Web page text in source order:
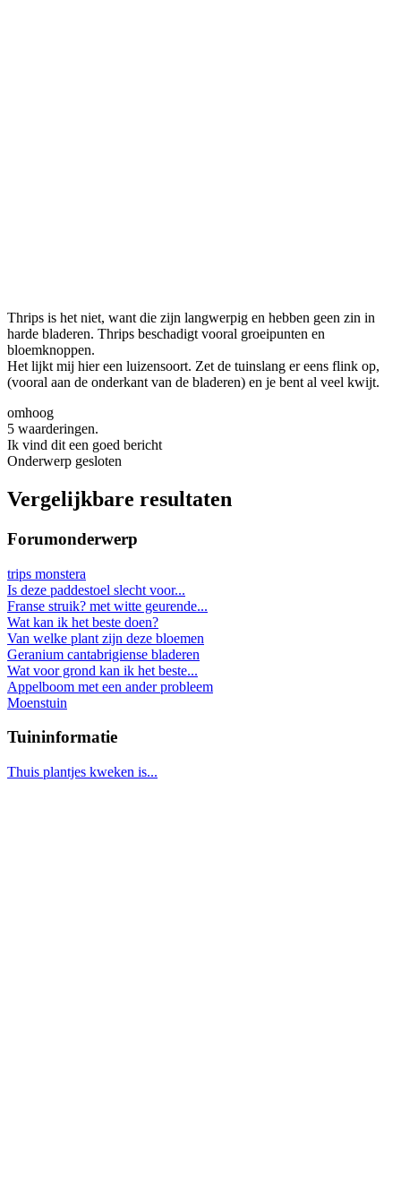
Thrips is het niet, want die zijn langwerpig en hebben geen zin in
harde bladeren. Thrips beschadigt vooral groeipunten en
bloemknoppen.
Het lijkt mij hier een luizensoort. Zet de tuinslang er eens flink op,
(vooral aan de onderkant van de bladeren) en je bent al veel kwijt.
omhoog
5 waarderingen.
Ik vind dit een goed bericht
Onderwerp gesloten
Vergelijkbare resultaten
Forumonderwerp
trips monstera
Is deze paddestoel slecht voor...
Franse struik? met witte geurende...
Wat kan ik het beste doen?
Van welke plant zijn deze bloemen
Geranium cantabrigiense bladeren
Wat voor grond kan ik het beste...
Appelboom met een ander probleem
Moenstuin
Tuininformatie
Thuis plantjes kweken is...